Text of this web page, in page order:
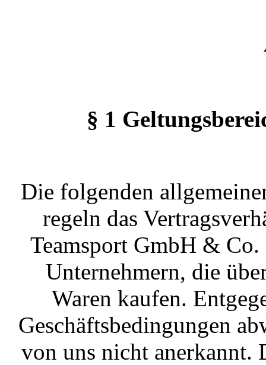
§ 1
Die folgenden
regeln das
Teamsport GmbH &
Unternehmern, die
Waren kaufen.
Geschäftsbedingungen
von uns nicht anerkannt.